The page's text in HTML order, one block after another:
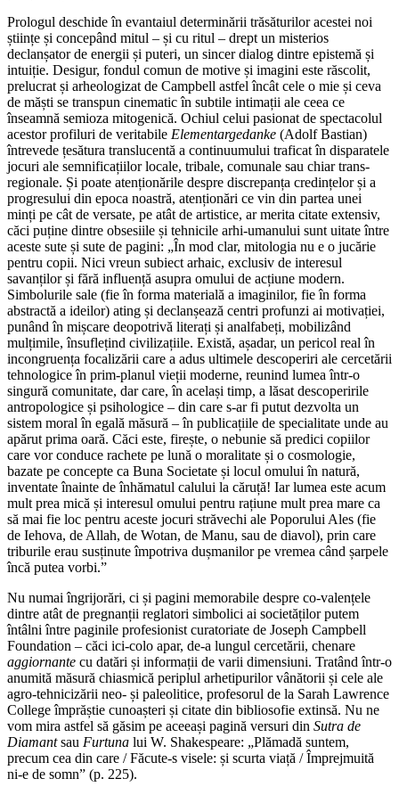
Prologul deschide în evantaiul determinării trăsăturilor acestei noi
științe și concepând mitul – și cu ritul – drept un misterios
declanșator de energii și puteri, un sincer dialog dintre epistemă și
intuiție. Desigur, fondul comun de motive și imagini este răscolit,
prelucrat și arheologizat de Campbell astfel încât cele o mie și ceva
de măști se transpun cinematic în subtile intimații ale ceea ce
înseamnă semioza mitogenică. Ochiul celui pasionat de spectacolul
acestor profiluri de veritabile Elementargedanke (Adolf Bastian)
întrevede țesătura translucentă a continuumului traficat în disparatele
jocuri ale semnificațiilor locale, tribale, comunale sau chiar trans-
regionale. Și poate atenționările despre discrepanța credințelor și a
progresului din epoca noastră, atenționări ce vin din partea unei
minți pe cât de versate, pe atât de artistice, ar merita citate extensiv,
căci puține dintre obsesiile și tehnicile arhi-umanului sunt uitate între
aceste sute și sute de pagini: „În mod clar, mitologia nu e o jucărie
pentru copii. Nici vreun subiect arhaic, exclusiv de interesul
savanților și fără influență asupra omului de acțiune modern.
Simbolurile sale (fie în forma materială a imaginilor, fie în forma
abstractă a ideilor) ating și declanșează centri profunzi ai motivației,
punând în mișcare deopotrivă literați și analfabeți, mobilizând
mulțimile, însuflețind civilizațiile. Există, așadar, un pericol real în
incongruența focalizării care a adus ultimele descoperiri ale cercetării
tehnologice în prim-planul vieții moderne, reunind lumea într-o
singură comunitate, dar care, în același timp, a lăsat descoperirile
antropologice și psihologice – din care s-ar fi putut dezvolta un
sistem moral în egală măsură – în publicațiile de specialitate unde au
apărut prima oară. Căci este, firește, o nebunie să predici copiilor
care vor conduce rachete pe lună o moralitate și o cosmologie,
bazate pe concepte ca Buna Societate și locul omului în natură,
inventate înainte de înhămatul calului la căruță! Iar lumea este acum
mult prea mică și interesul omului pentru rațiune mult prea mare ca
să mai fie loc pentru aceste jocuri străvechi ale Poporului Ales (fie
de Iehova, de Allah, de Wotan, de Manu, sau de diavol), prin care
triburile erau susținute împotriva dușmanilor pe vremea când șarpele
încă putea vorbi.”
Nu numai îngrijorări, ci și pagini memorabile despre co-valențele
dintre atât de pregnanții reglatori simbolici ai societăților putem
întâlni între paginile profesionist curatoriate de Joseph Campbell
Foundation – căci ici-colo apar, de-a lungul cercetării, chenare
aggiornante cu datări și informații de varii dimensiuni. Tratând într-o
anumită măsură chiasmică periplul arhetipurilor vânătorii și cele ale
agro-tehnicizării neo- și paleolitice, profesorul de la Sarah Lawrence
College împrăștie cunoașteri și citate din bibliosofie extinsă. Nu ne
vom mira astfel să găsim pe aceeași pagină versuri din Sutra de
Diamantsau Furtuna lui W. Shakespeare: „Plămadă suntem,
precum cea din care / Făcute-s visele: și scurta viață / Împrejmuită
ni-e de somn” (p. 225).